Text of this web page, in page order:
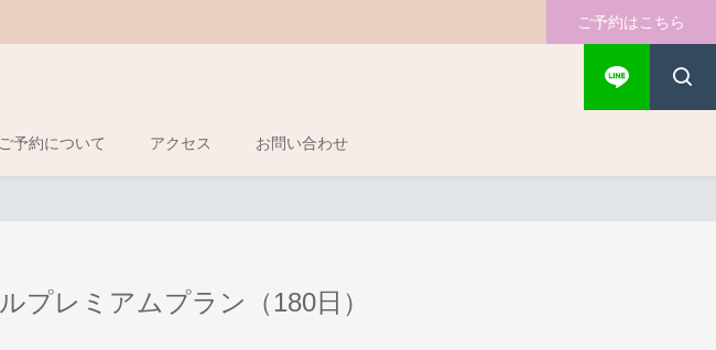
ご予約はこちら
予約について アクセス お問い合わせ
プレミアムプラン（180日）